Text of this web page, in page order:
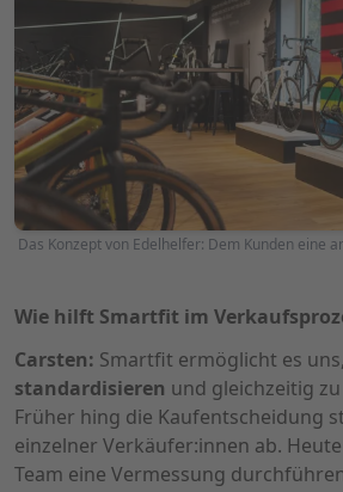
Das Konzept von Edelhelfer: Dem Kunden eine
Wie hilft Smartfit im
Carsten: Smartfit ermöglicht es
standardisieren und gleichzeitig
Früher hing die Kaufentscheidung
einzelner Verkäufer:innen ab.
Team eine Vermessung